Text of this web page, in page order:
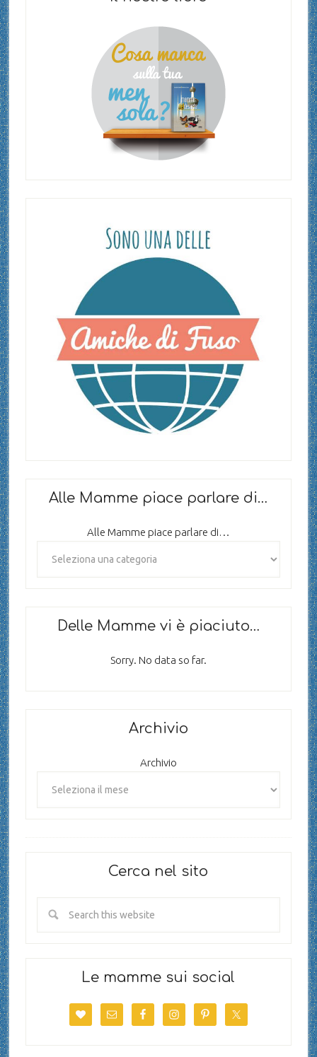
Alle Mamme piace parlare di…
Alle Mamme piace parlare di…
Delle Mamme vi è piaciuto…
Sorry. No data so far.
Archivio
Archivio
Cerca nel sito
Le mamme sui social